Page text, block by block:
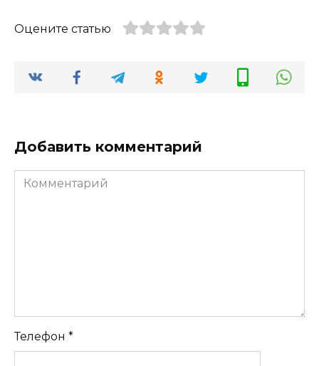
Оцените статью
Добавить комментарий
Комментарий
Телефон *